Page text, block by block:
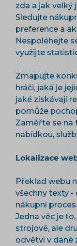
zda a jak velký
Sledujte
preference a
Nespoléhejte
využijte
Zmapujte
hráči, jaká je
jaké získávají
pomůže
Zaměřte se na
nabídkou,
Lokalizace
Překlad webu
všechny texty
nákupní
Jedna věc je
strojově, ale
odvětví v dané